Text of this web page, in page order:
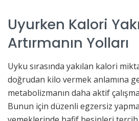
Uyurken Kalori
Artırmanın Yolları
Uyku sırasında yakılan kalori
doğrudan kilo vermek anlamına
metabolizmanın daha aktif
Bunun için düzenli egzersiz